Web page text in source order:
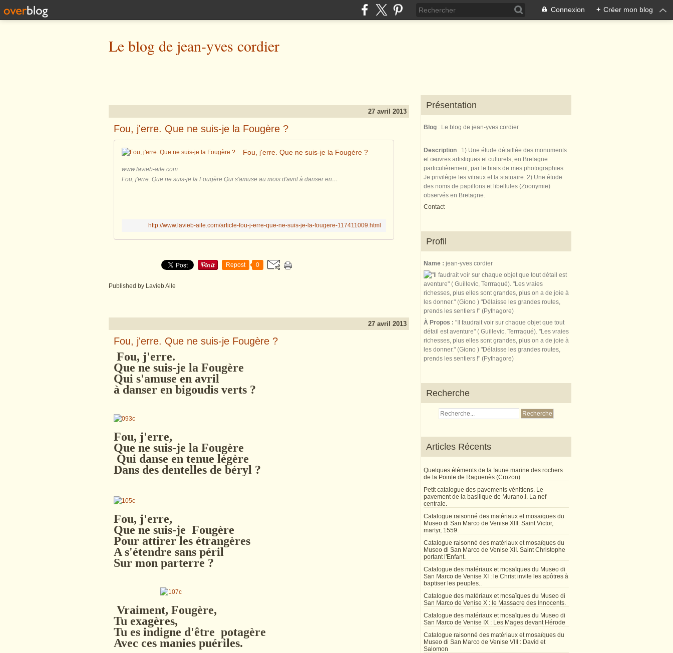
Connexion + Créer mon blog
Le blog de jean-yves cordier
27 avril 2013
Fou, j'erre. Que ne suis-je la Fougère ?
Fou, j'erre. Que ne suis-je la Fougère ?
www.lavieb-aile.com
Fou, j'erre. Que ne suis-je la Fougère Qui s'amuse au mois d'avril à danser en…
http://www.lavieb-aile.com/article-fou-j-erre-que-ne-suis-je-la-fougere-117411009.html
Repost 0
Published by Lavieb Aile
27 avril 2013
Fou, j'erre. Que ne suis-je Fougère ?
Fou, j'erre.
Que ne suis-je la Fougère
Qui s'amuse en avril
à danser en bigoudis verts ?
Fou, j'erre,
Que ne suis-je la Fougère
Qui danse en tenue légère
Dans des dentelles de béryl ?
Fou, j'erre,
Que ne suis-je Fougère
Pour attirer les étrangères
A s'étendre sans péril
Sur mon parterre ?
Vraiment, Fougère,
Tu exagères,
Tu es indigne d'être potagère
Avec ces manies puériles.
Présentation
Blog : Le blog de jean-yves cordier
Description : 1) Une étude détaillée des monuments
et œuvres artistiques et culturels, en Bretagne
particulièrement, par le biais de mes photographies.
Je privilégie les vitraux et la statuaire. 2) Une étude
des noms de papillons et libellules (Zoonymie)
observés en Bretagne.
Contact
Profil
Name : jean-yves cordier
À Propos : "Il faudrait voir sur chaque objet que tout
détail est aventure" ( Guillevic, Terrraqué). "Les vraies
richesses, plus elles sont grandes, plus on a de joie à
les donner." (Giono ) "Délaisse les grandes routes,
prends les sentiers !" (Pythagore)
Recherche
Articles Récents
Quelques éléments de la faune marine des rochers
de la Pointe de Raguenès (Crozon)
Petit catalogue des pavements vénitiens. Le
pavement de la basilique de Murano.I. La nef
centrale.
Catalogue raisonné des matériaux et mosaïques du
Museo di San Marco de Venise XIII. Saint Victor,
martyr, 1559.
Catalogue raisonné des matériaux et mosaïques du
Museo di San Marco de Venise XII. Saint Christophe
portant l'Enfant.
Catalogue des matériaux et mosaïques du Museo di
San Marco de Venise XI : le Christ invite les apôtres à
baptiser les peuples..
Catalogue des matériaux et mosaïques du Museo di
San Marco de Venise X : le Massacre des Innocents.
Catalogue des matériaux et mosaïques du Museo di
San Marco de Venise IX : Les Mages devant Hérode
Catalogue raisonné des matériaux et mosaïques du
Museo di San Marco de Venise VIII : David et
Salomon